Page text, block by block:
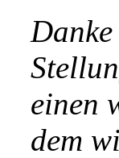
einen
dem